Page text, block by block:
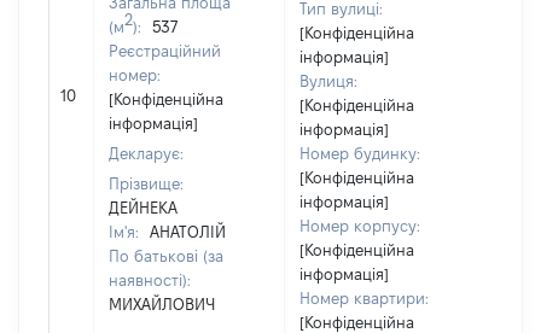
10
(м2):
537
Реєстраційний
номер:
[Конфіденційна
інформація]
Декларує:
Прізвище:
ДЕЙНЕКА
Ім'я:
АНАТОЛІЙ
По батькові (за
наявності):
МИХАЙЛОВИЧ
Тип вулиці:
[Конфіденційна
інформація]
Вулиця:
[Конфіденційна
інформація]
Номер будинку:
[Конфіденційна
інформація]
Номер корпусу:
[Конфіденційна
інформація]
Номер квартири:
[Конфіденційна